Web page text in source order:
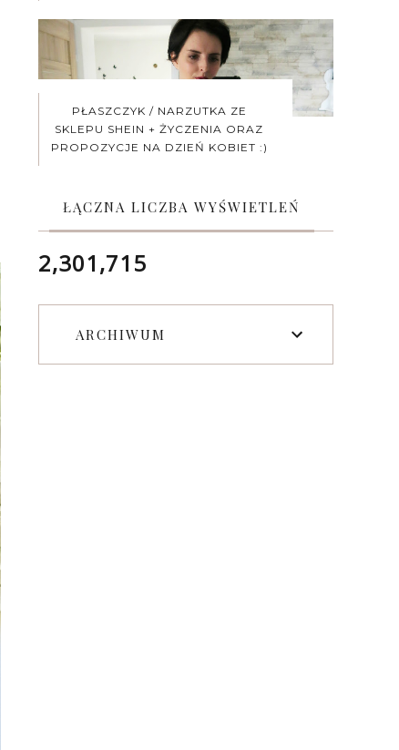
PŁASZCZYK / NARZUTKA ZE
SKLEPU SHEIN + ŻYCZENIA ORAZ
PROPOZYCJE NA DZIEŃ KOBIET :)
ŁĄCZNA LICZBA WYŚWIETLEŃ
2,301,715
ARCHIWUM